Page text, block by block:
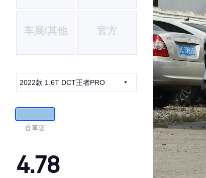
车展/其他 官方
2022款 1.6T DCT王者PRO
香草蓝
4.78